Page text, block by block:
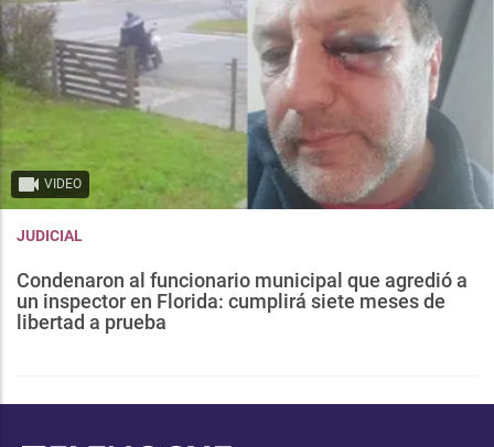
VIDEO
JUDICIAL
Condenaron al funcionario municipal que agredió a
un inspector en Florida: cumplirá siete meses de
libertad a prueba